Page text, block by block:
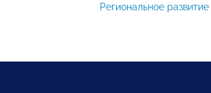
Региональное развитие